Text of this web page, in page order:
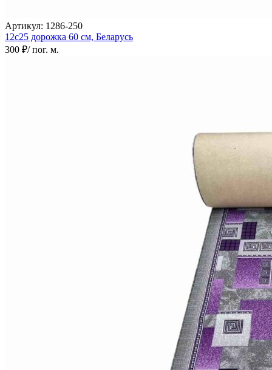
Артикул: 1286-250
12с25 дорожка 60 см, Беларусь
300 ₽/ пог. м.